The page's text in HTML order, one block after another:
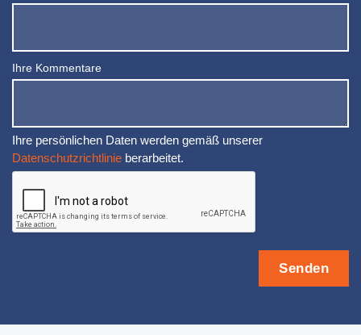
Ihre Kommentare
Ihre persönlichen Daten werden gemäß unserer
Datenschutzrichtlinie berarbeitet.